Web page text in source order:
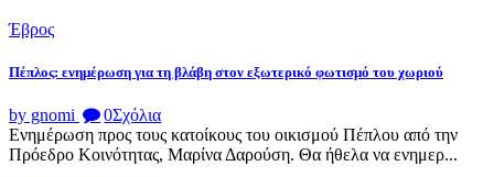
Έβρος
Πέπλος: ενημέρωση για τη βλάβη στον εξωτερικό φωτισμό του χωριού
by gnomi 0Σχόλια
Ενημέρωση προς τους κατοίκους του οικισμού Πέπλου από την
Πρόεδρο Κοινότητας, Μαρίνα Δαρούση. Θα ήθελα να ενημερ...